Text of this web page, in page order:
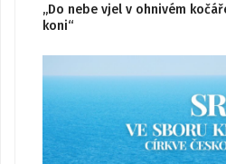
„Do nebe vjel v ohnivém
koni“